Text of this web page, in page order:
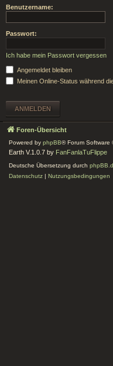
Benutzername:
Passwort:
Ich habe mein Passwort vergessen
Angemeldet bleiben
Meinen Online-Status während
Foren-Übersicht
Powered by phpBB® Forum Software
Earth V.1.0.7 by FanFanlaTuFlippe
Deutsche Übersetzung durch
Datenschutz | Nutzungsbedingungen